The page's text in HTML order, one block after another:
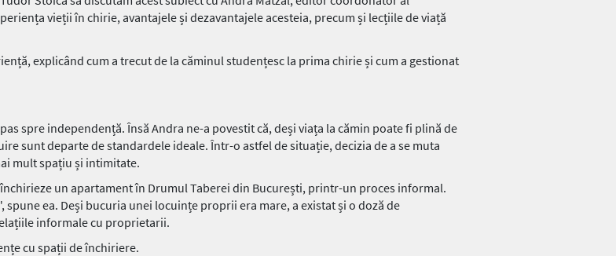
vieții în chirie, avantajele și dezavantajele acesteia, precum și lecțiile de viață
explicând cum a trecut de la căminul studențesc la prima chirie și cum a gestionat
spre independență. Însă Andra ne-a povestit că, deși viața la cămin poate fi plină de
sunt departe de standardele ideale. Într-o astfel de situație, decizia de a se muta
mult spațiu și intimitate.
un apartament în Drumul Taberei din București, printr-un proces informal.
ea. Deși bucuria unei locuințe proprii era mare, a existat și o doză de
informale cu proprietarii.
cu spații de închiriere.